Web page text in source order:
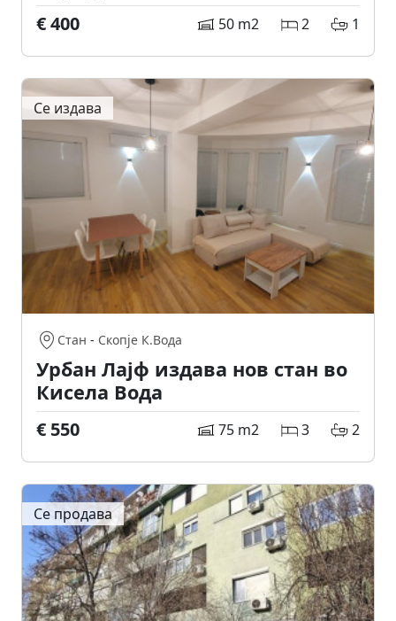
€ 400 50 m2 2 1
Се издава
Стан - Скопје К.Вода
Урбан Лајф издава нов стан во
Кисела Вода
€ 550 75 m2 3 2
Се продава